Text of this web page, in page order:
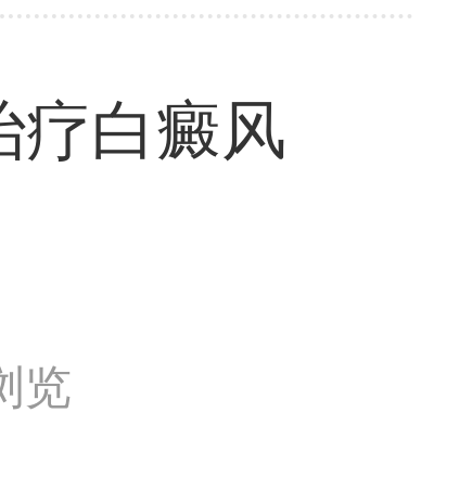
疗白癜风
览